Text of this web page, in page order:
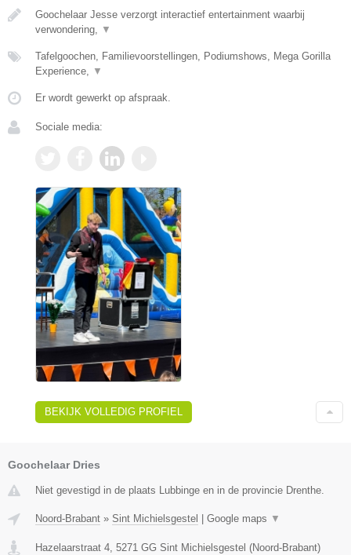
Goochelaar Jesse verzorgt interactief entertainment waarbij
verwondering, ▼
Tafelgoochen, Familievoorstellingen, Podiumshows, Mega Gorilla
Experience, ▼
Er wordt gewerkt op afspraak.
Sociale media:
BEKIJK VOLLEDIG PROFIEL
Goochelaar Dries
Niet gevestigd in de plaats Lubbinge en in de provincie Drenthe.
Noord-Brabant » Sint Michielsgestel Google maps ▼
Hazelaarstraat 4, 5271 GG Sint Michielsgestel (Noord-Brabant)